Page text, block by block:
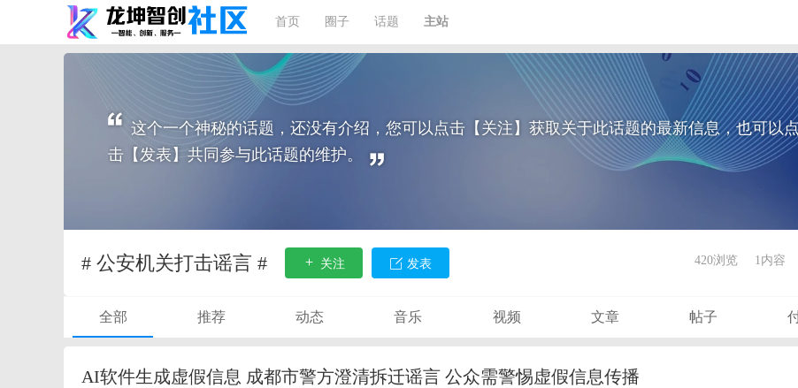
首页 圈子 话题 主站
这个一个神秘的话题，还没有介绍，您可以点击【关注】获取关于此话题的最新信息，也可以
击【发表】共同参与此话题的维护。
# 公安机关打击谣言 # 关注 发表 420浏览 1内容
全部 推荐 动态 音乐 视频 文章 帖子
AI软件生成虚假信息 成都市警方澄清拆迁谣言 公众需警惕虚假信息传播